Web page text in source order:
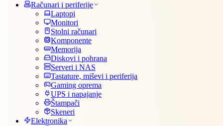
Računari i periferije
Laptopi
Monitori
Stolni računari
Komponente
Memorija
Diskovi i pohrana
Serveri i NAS
Tastature, miševi i periferija
Gaming oprema
UPS i napajanje
Štampači
Skeneri
Elektronika